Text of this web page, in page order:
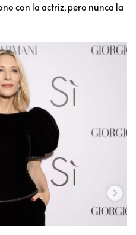
con la actriz, pero nunca la